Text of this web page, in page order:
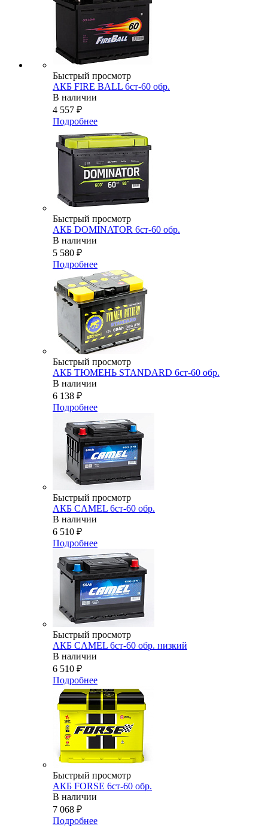
Быстрый просмотр
АКБ FIRE BALL 6ст-60 обр.
В наличии
4 557 ₽
Подробнее
Быстрый просмотр
АКБ DOMINATOR 6ст-60 обр.
В наличии
5 580 ₽
Подробнее
Быстрый просмотр
АКБ ТЮМЕНЬ STANDARD 6ст-60 обр.
В наличии
6 138 ₽
Подробнее
Быстрый просмотр
АКБ CAMEL 6ст-60 обр.
В наличии
6 510 ₽
Подробнее
Быстрый просмотр
АКБ CAMEL 6ст-60 обр. низкий
В наличии
6 510 ₽
Подробнее
Быстрый просмотр
АКБ FORSE 6ст-60 обр.
В наличии
7 068 ₽
Подробнее